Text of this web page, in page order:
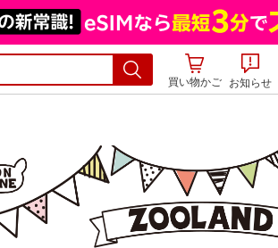
買い物かご お知らせ